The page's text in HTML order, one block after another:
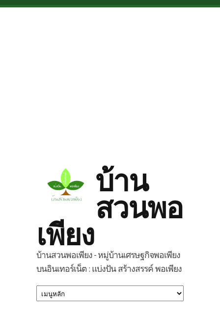
Skip to main content
บ้าน
สวนพอ
เพียง
บ้านสวนพอเพียง - หมู่บ้านเศรษฐกิจพอเพียง
บนอินเทอร์เน็ต : แบ่งปัน สร้างสรรค์ พอเพียง